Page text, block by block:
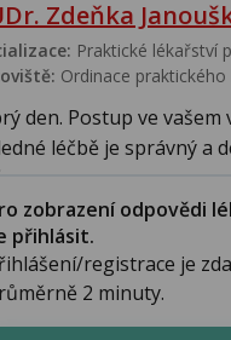
Zdeňka
Praktické lékařství
Ordinace
den. Postup ve vašem
léčbě je správný a
zobrazení odpovědi
přihlásit.
registrace je
2 minuty.